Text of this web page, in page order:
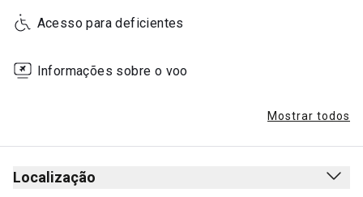
Acesso para deficientes
Informações sobre o voo
Mostrar todos
Localização